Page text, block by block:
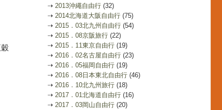
⇢ 2013沖繩自由行 (32)
⇢ 2014北海道大阪自由行 (75)
⇢ 2015．03北九州自由行 (54)
⇢ 2015．08京阪旅行 (22)
⇢ 2015．11東京自由行 (19)
⇢ 2016．02名古屋自由行 (23)
⇢ 2016．05福岡自由行 (19)
⇢ 2016．08日本東北自由行 (46)
⇢ 2016．10北九州旅行 (18)
⇢ 2017．01北海道自由行 (16)
⇢ 2017．03岡山自由行 (20)